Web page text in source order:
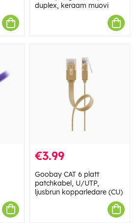
duplex, keraam muovi
€3.99
Goobay CAT 6 platt
patchkabel, U/UTP,
ljusbrun kopparledare (CU)